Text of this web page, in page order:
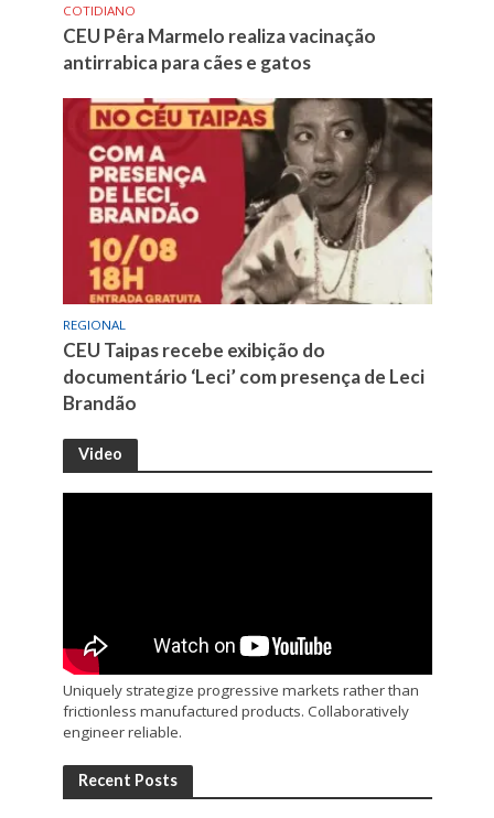
COTIDIANO
CEU Pêra Marmelo realiza vacinação
antirrabica para cães e gatos
REGIONAL
CEU Taipas recebe exibição do
documentário ‘Leci’ com presença de Leci
Brandão
Video
Uniquely strategize progressive markets rather than
frictionless manufactured products. Collaboratively
engineer reliable.
Recent Posts